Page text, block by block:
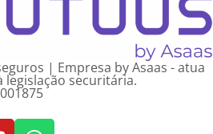
| Empresa by Asaas - atua
legislação securitária.